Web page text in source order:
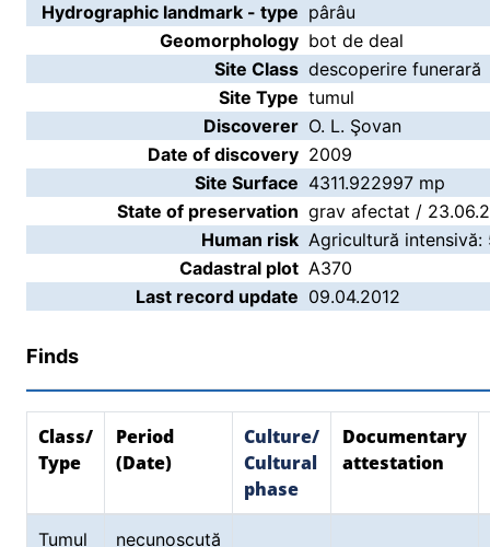
Hydrographic landmark - type pârâu
Geomorphology bot de deal
Site Class descoperire funerară
Site Type tumul
Discoverer O. L. Şovan
Date of discovery 2009
Site Surface 4311.922997 mp
State of preservation grav afectat /
Human risk Agricultură intensivă:
Cadastral plot A370
Last record update 09.04.2012
Finds
Class/
Type
Period
(Date)
Culture/
Cultural
phase
Documentary
attestation
Tumul necunoscută